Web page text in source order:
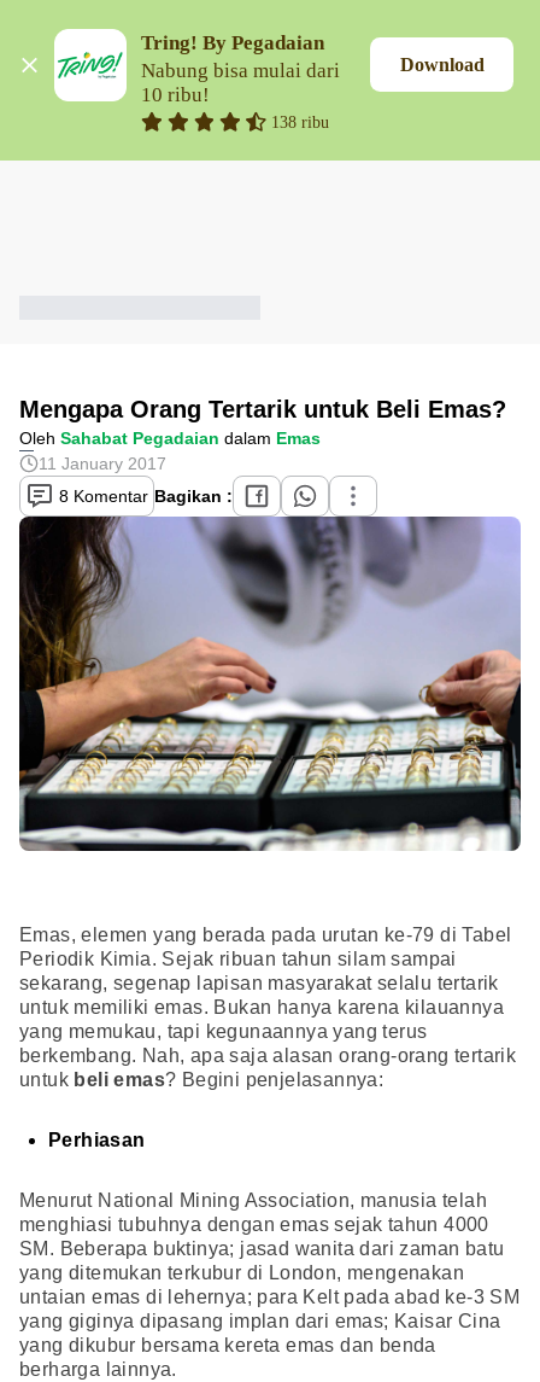
Tring! By Pegadaian
Nabung bisa mulai dari
10 ribu!
138 ribu
Download
Mengapa Orang Tertarik untuk Beli Emas?
Oleh Sahabat Pegadaian dalam Emas
11 January 2017
8 Komentar Bagikan :
Emas, elemen yang berada pada urutan ke-79 di Tabel
Periodik Kimia. Sejak ribuan tahun silam sampai
sekarang, segenap lapisan masyarakat selalu tertarik
untuk memiliki emas. Bukan hanya karena kilauannya
yang memukau, tapi kegunaannya yang terus
berkembang. Nah, apa saja alasan orang-orang tertarik
untuk beli emas? Begini penjelasannya:
Perhiasan
Menurut National Mining Association, manusia telah
menghiasi tubuhnya dengan emas sejak tahun 4000
SM. Beberapa buktinya; jasad wanita dari zaman batu
yang ditemukan terkubur di London, mengenakan
untaian emas di lehernya; para Kelt pada abad ke-3 SM
yang giginya dipasang implan dari emas; Kaisar Cina
yang dikubur bersama kereta emas dan benda
berharga lainnya.